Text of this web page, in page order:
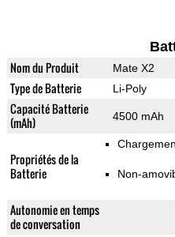
Nom du Produit Mate X2
Type de Batterie Li-Poly
Capacité Batterie
(mAh)
4500 mAh
Propriétés de la
Batterie
Non-
Autonomie en temps
de conversation